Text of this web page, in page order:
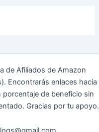
de Afiliados de Amazon
Encontrarás enlaces hacia
de beneficio sin
Gracias por tu apoyo.